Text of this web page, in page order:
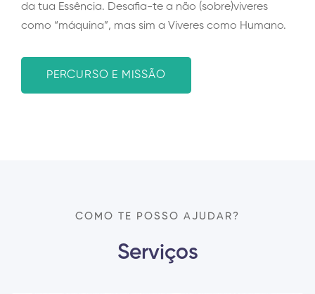
da tua Essência. Desafia-te a não (sobre)viveres
como “máquina”, mas sim a Viveres como Humano.
PERCURSO E MISSÃO
COMO TE POSSO AJUDAR?
Serviços